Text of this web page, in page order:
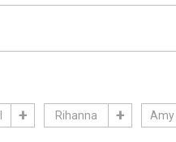
Rihanna Amy